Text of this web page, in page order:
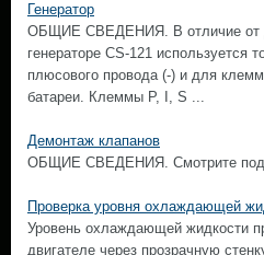
Генератор
ОБЩИЕ СВЕДЕНИЯ. В отличие от
генераторе CS-121 используется
плюсового провода (-) и для
батареи. Клеммы Р, I, S ...
Демонтаж клапанов
ОБЩИЕ СВЕДЕНИЯ. Смотрите
Проверка уровня охлаждающей
Уровень охлаждающей жидкости
двигателе через прозрачную